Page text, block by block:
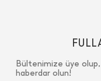
Bültenimize üye
haberdar olun!